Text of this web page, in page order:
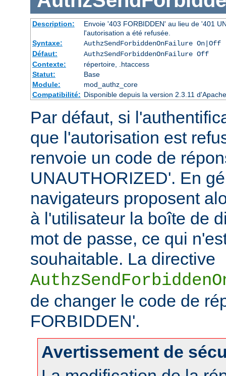
Description:
Envoie '403 FORBIDDEN' au lieu de '401
l'autorisation a été refusée.
Syntaxe:
AuthzSendForbiddenOnFailure On|Off
Défaut:
AuthzSendForbiddenOnFailure Off
Contexte:
répertoire, .htaccess
Statut:
Base
Module:
mod_authz_core
Compatibilité: Disponible depuis la version 2.3.11
Par défaut, si
que l'autorisation est
renvoie un code de
UNAUTHORIZED'. En
navigateurs proposent
à l'utilisateur la boîte de
mot de passe, ce qui
souhaitable. La directive
de changer le code de
FORBIDDEN'.
Avertissement de